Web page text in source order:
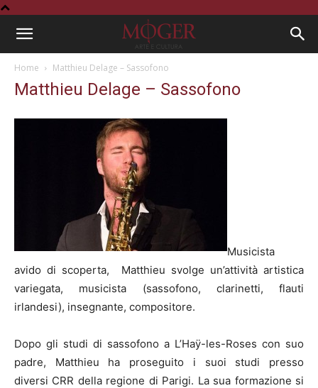
Home Matthieu Delage – Sassofono
Matthieu Delage – Sassofono
Musicista
avido di scoperta, Matthieu svolge un’attività artistica
variegata, musicista (sassofono, clarinetti, flauti
irlandesi), insegnante, compositore.
Dopo gli studi di sassofono a L’Haÿ-les-Roses con suo
padre, Matthieu ha proseguito i suoi studi presso
diversi CRR della regione di Parigi. La sua formazione si